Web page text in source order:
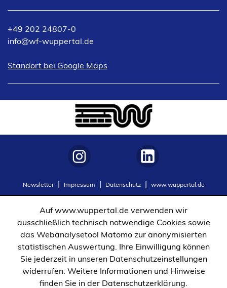
+49 202 24807-0
info
wf-wuppertal de
Standort bei Google Maps
(Öffnet
neuen
Newsletter
in
Impressum Datenschutz www.wuppertal.de
in
Auf www.wuppertal.de verwenden wir
ausschließlich technisch notwendige Cookies sowie
das Webanalysetool Matomo zur anonymisierten
statistischen Auswertung. Ihre Einwilligung können
Sie jederzeit in unseren Datenschutzeinstellungen
widerrufen. Weitere Informationen und Hinweise
finden Sie in der Datenschutzerklärung.